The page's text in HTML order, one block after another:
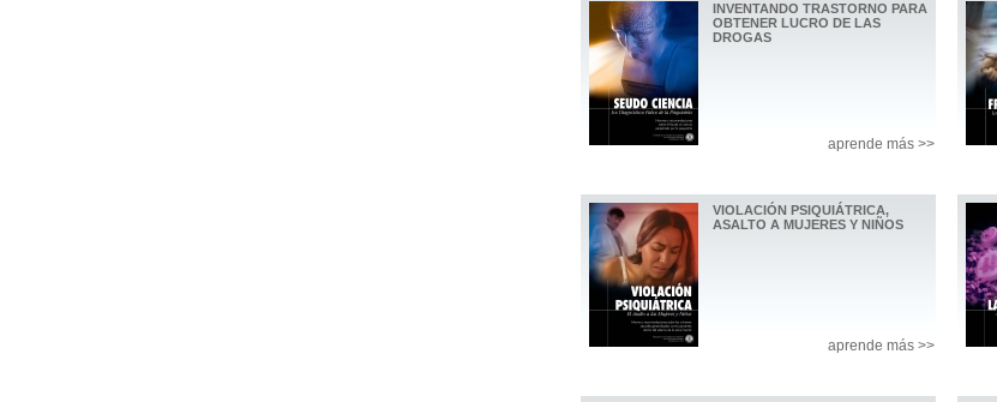
INVENTANDO TRASTORNO PARA
OBTENER LUCRO DE LAS
DROGAS
aprende más >>
VIOLACIÓN PSIQUIÁTRICA,
ASALTO A MUJERES Y NIÑOS
aprende más >>